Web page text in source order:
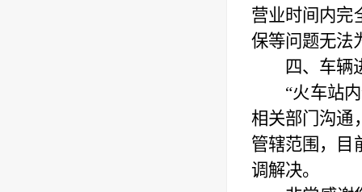
营业时间内完
保等问题无法
四、 车辆
“火车站
相关部门沟通
管辖范围，目
调解决。